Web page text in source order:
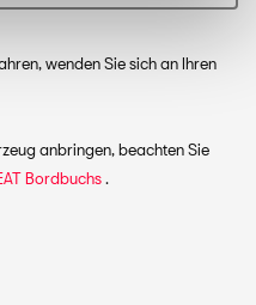
wenden Sie sich an Ihren
anbringen, beachten Sie
Bordbuchs.